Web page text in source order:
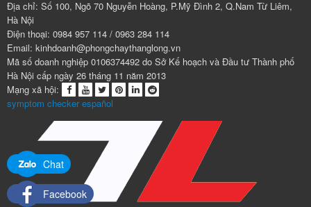
Địa chỉ: Số 100, Ngõ 70 Nguyễn Hoàng, P.Mỹ Đình 2, Q.Nam Từ Liêm,
Hà Nội
Điện thoại: 0984 957 114 / 0963 284 114
Email: kinhdoanh@phongchaythanglong.vn
Mã số doanh nghiệp 0106374492 do Sở Kế hoạch và Đầu tư Thành phố
Hà Nội cấp ngày 26 tháng 11 năm 2013
Mạng xã hội:
symptom checker español
Chat
Facebook